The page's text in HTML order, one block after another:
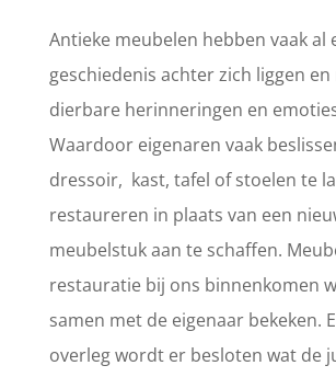
Antieke meubelen hebben vaak al
geschiedenis achter zich liggen
dierbare herinneringen en
Waardoor eigenaren vaak
dressoir, kast, tafel of stoelen te
restaureren in plaats van een
meubelstuk aan te schaffen.
restauratie bij ons binnenkomen
samen met de eigenaar bekeken.
overleg wordt er besloten wat de